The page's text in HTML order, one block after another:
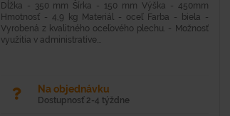
Dĺžka - 350 mm Šírka - 150 mm Výška - 450mm
Hmotnosť - 4,9 kg Materiál - oceľ Farba - biela -
Vyrobená z kvalitného oceľového plechu. - Možnosť
využitia v administratíve...
Na objednávku
Dostupnosť 2-4 týždne